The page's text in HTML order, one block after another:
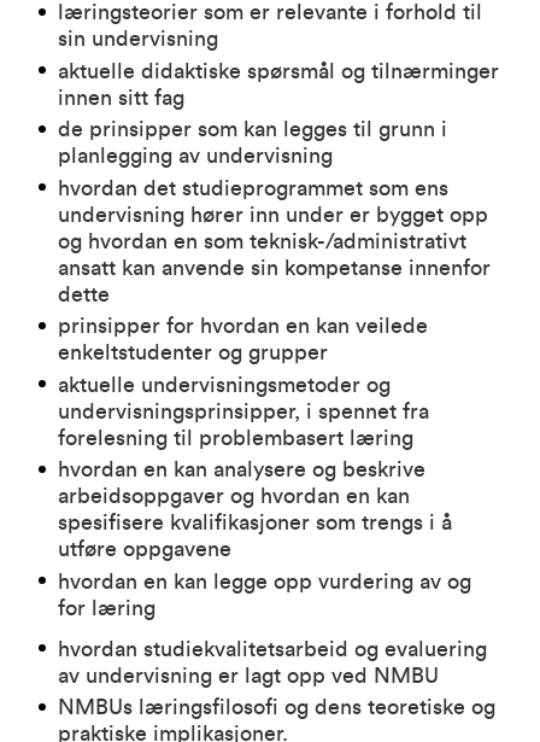
læringsteorier som er relevante i forhold til
sin undervisning
aktuelle didaktiske spørsmål og tilnærminger
innen sitt fag
de prinsipper som kan legges til grunn i
planlegging av undervisning
hvordan det studieprogrammet som ens
undervisning hører inn under er bygget opp
og hvordan en som teknisk-/administrativt
ansatt kan anvende sin kompetanse innenfor
dette
prinsipper for hvordan en kan veilede
enkeltstudenter og grupper
aktuelle undervisningsmetoder og
undervisningsprinsipper, i spennet fra
forelesning til problembasert læring
hvordan en kan analysere og beskrive
arbeidsoppgaver og hvordan en kan
spesifisere kvalifikasjoner som trengs i å
utføre oppgavene
hvordan en kan legge opp vurdering av og
for læring
hvordan studiekvalitetsarbeid og evaluering
av undervisning er lagt opp ved NMBU
NMBUs læringsfilosofi og dens teoretiske og
praktiske implikasjoner.